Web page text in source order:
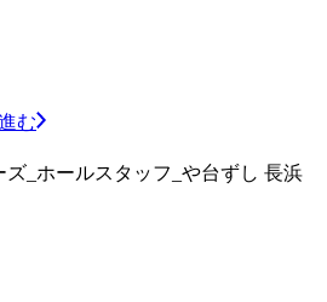
む
_ホールスタッフ_や台ずし 長浜